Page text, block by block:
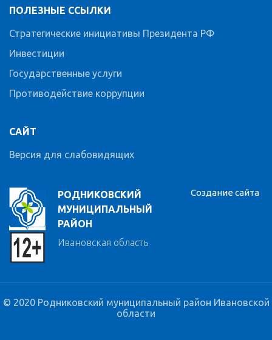
РОДНИКОВСКИЙ
МУНИЦИПАЛЬНЫЙ
РАЙОН
Ивановская область
ПОЛЕЗНЫЕ ССЫЛКИ
Стратегические инициативы Президента РФ
Инвестиции
Государственные услуги
Противодействие коррупции
САЙТ
Версия для слабовидящих
Создание сайта
© 2020 Родниковский муниципальный район Ивановской
области